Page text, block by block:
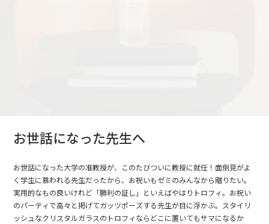
お世話になった先生へ
お世話になった大学の准教授が、このたびついに教授に就任！面倒見がよ
く学生に慕われる先生だったから、お祝いもゼミのみんなから贈りたい。
実用的なもの良いけれど「勝利の証し」といえばやはりトロフィ。お祝い
のパーティで高々と掲げてガッツポーズする先生が目に浮かぶ。スタイリ
ッシュなクリスタルガラスのトロフィならどこに置いてもサマになるか